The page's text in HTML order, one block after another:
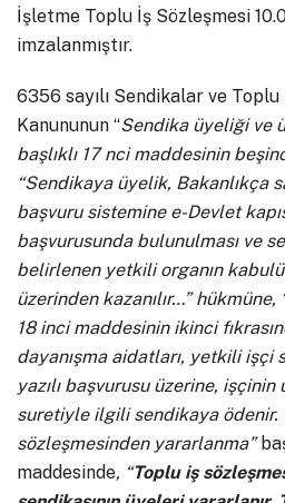
İşletme Toplu İş Sözleşmesi
imzalanmıştır.
6356 sayılı Sendikalar ve
Kanununun “Sendika üyeliği ve
başlıklı 17 nci maddesinin
“Sendikaya üyelik, Bakanlıkça
başvuru sistemine e-Devlet
başvurusunda bulunulması ve
belirlenen yetkili organın kabulü
üzerinden kazanılır…” hükmüne,
18 inci maddesinin ikinci
dayanışma aidatları, yetkili işçi
yazılı başvurusu üzerine,
suretiyle ilgili sendikaya ödenir.
sözleşmesinden yararlanma”
maddesinde, “Toplu iş